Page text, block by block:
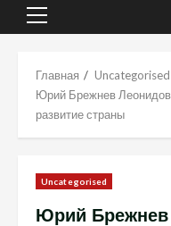
Основное
Главная
Uncategorised
Юрий Брежнев
развитие страны
Uncategorised
Юрий Брежнев